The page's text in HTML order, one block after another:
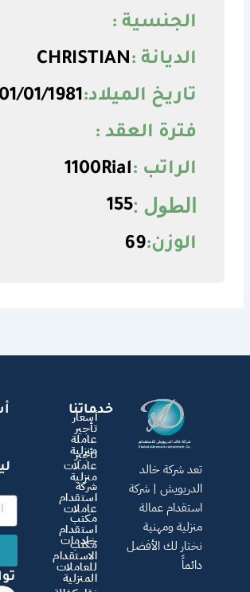
الجنسية :
الديانة :CHRISTIAN
تاريخ الميلاد:01/01/1981
فترة العقد :
الراتب :1100Rial
الطول :155
الوزن:69
خدماتنا
أسعار
تأجير
عاملة
منزلية
تأجير
عاملات
منزلية
شركة
استقدام
عاملات
مكتب
استقدام
خادمات
مكتب
الاستقدام
للعاملات
المنزلية
تعد شركة خالد
الدريويش | شركة
استقدام عمالة
منزلية ومهنية
نختار لك الأفضل
دائماً